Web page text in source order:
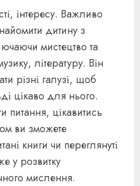
інтересу. Важливо
дитину з
мистецтво та
літературу. Він
різні галузі, щоб
цікаво для нього.
питання, цікавитись
ви зможете
книги чи переглянуті
у розвитку
мислення.